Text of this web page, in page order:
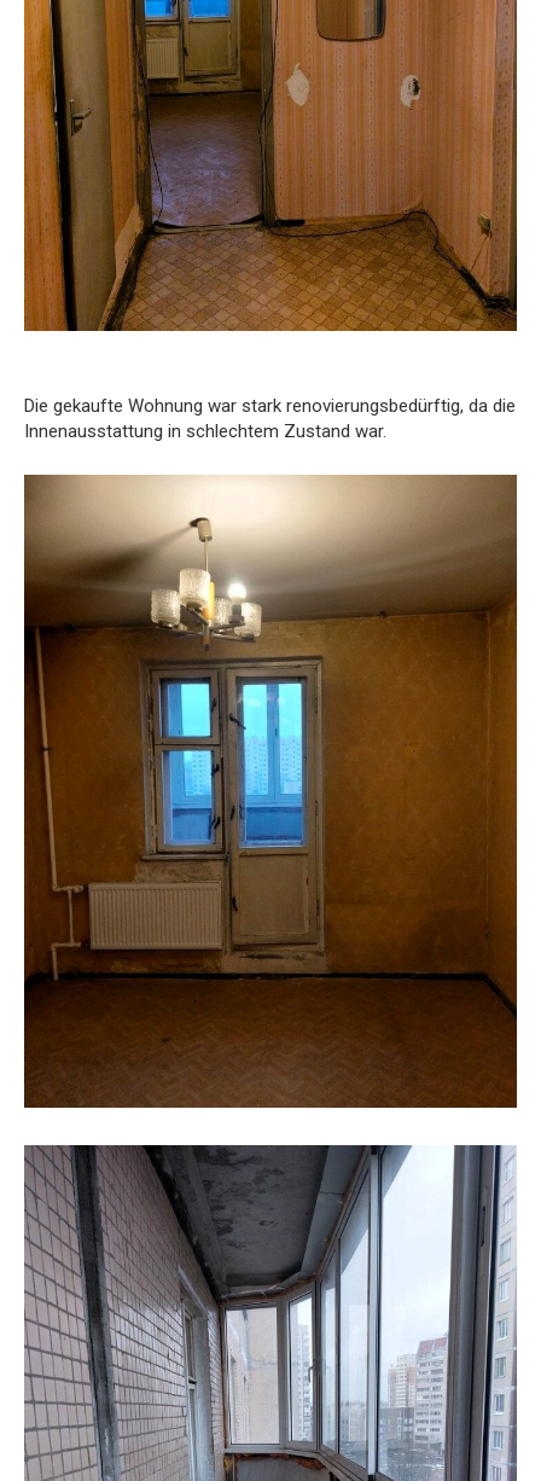
Die gekaufte Wohnung war stark renovierungsbedürftig, da die
Innenausstattung in schlechtem Zustand war.